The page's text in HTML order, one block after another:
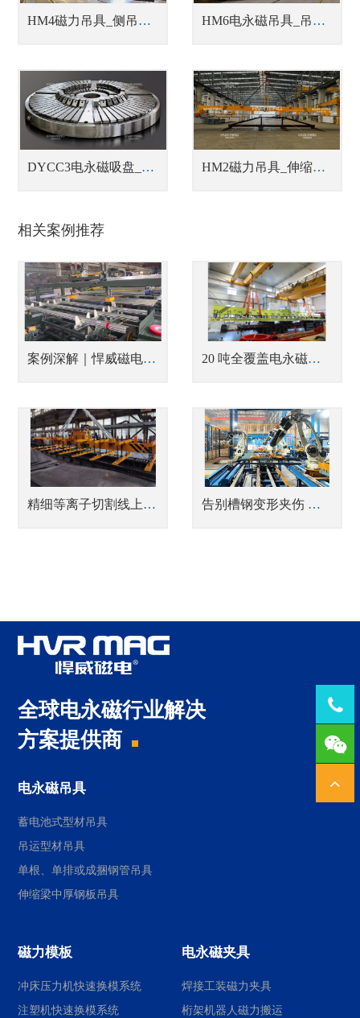
HM4磁力吊具_侧吊型钢板翻转吊具 HM6电永磁吊具_吊运多张钢板吊具
DYCC3电永磁吸盘_车床用电永磁吸盘 HM2磁力吊具_伸缩梁中厚钢板吊具
相关案例推荐
案例深解｜悍威磁电赋能潍坊亿斯特，攻克薄壁钢管“5秒极速码垛”零掉件难题 20 吨全覆盖电永磁吊具厂家发货 | 悍威磁电解锁 船厂钢板切割自动上下料新模式
精细等离子切割线上下料电永磁钢板吊具 告别槽钢变形夹伤 悍威电永磁夹具为中集提质增效
全球电永磁行业解决
方案提供商
电永磁吊具
蓄电池式型材吊具
吊运型材吊具
单根、单排或成捆钢管吊具
伸缩梁中厚钢板吊具
磁力模板
冲床压力机快速换模系统
注塑机快速换模系统
电永磁夹具
焊接工装磁力夹具
桁架机器人磁力搬运
Tel：